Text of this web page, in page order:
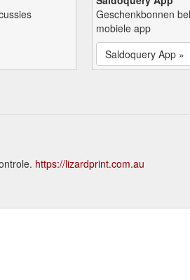
Geschenkbonnen
mobiele app
Saldoquery App »
https://lizardprint.com.au